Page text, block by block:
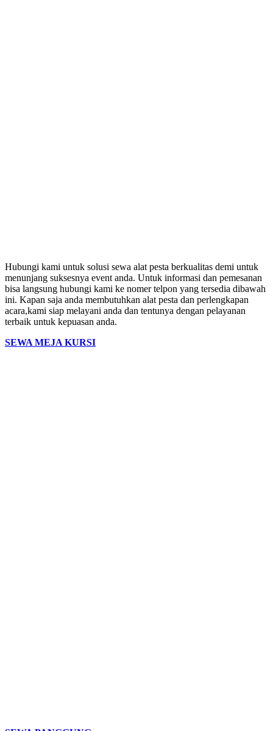
Hubungi kami untuk solusi sewa alat pesta berkualitas demi untuk
menunjang suksesnya event anda. Untuk informasi dan pemesanan
bisa langsung hubungi kami ke nomer telpon yang tersedia dibawah
ini. Kapan saja anda membutuhkan alat pesta dan perlengkapan
acara,kami siap melayani anda dan tentunya dengan pelayanan
terbaik untuk kepuasan anda.
SEWA MEJA KURSI